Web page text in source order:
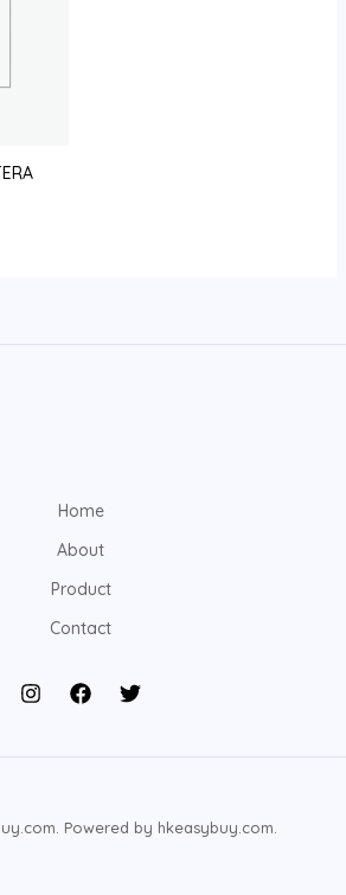
Home
About
Product
Contact
Powered by hkeasybuy.com.